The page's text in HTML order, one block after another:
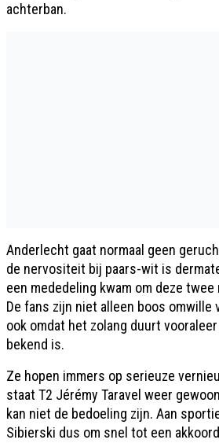
achterban.
Anderlecht gaat normaal geen
de nervositeit bij paars-wit is
een mededeling kwam om deze
De fans zijn niet alleen boos omwille
ook omdat het zolang duurt
bekend is.
Ze hopen immers op serieuze
staat T2 Jérémy Taravel weer
kan niet de bedoeling zijn. Aan
Sibierski dus om snel tot een